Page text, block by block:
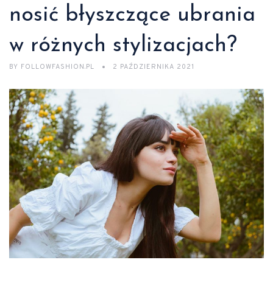
nosić błyszczące ubrania
w różnych stylizacjach?
BY FOLLOWFASHION.PL 2 PAŹDZIERNIKA 2021